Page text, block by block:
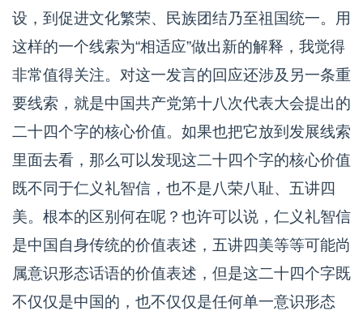
设，到促进文化繁荣、民族团结乃至祖国统一。用
这样的一个线索为“相适应”做出新的解释，我觉得
非常值得关注。对这一发言的回应还涉及另一条重
要线索，就是中国共产党第十八次代表大会提出的
二十四个字的核心价值。如果也把它放到发展线索
里面去看，那么可以发现这二十四个字的核心价值
既不同于仁义礼智信，也不是八荣八耻、五讲四
美。根本的区别何在呢？也许可以说，仁义礼智信
是中国自身传统的价值表述，五讲四美等等可能尚
属意识形态话语的价值表述，但是这二十四个字既
不仅仅是中国的，也不仅仅是任何单一意识形态